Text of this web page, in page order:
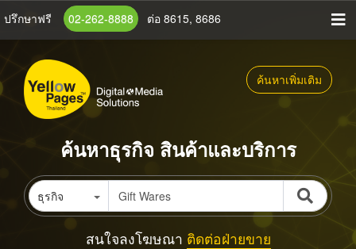
ข้าม
เนื้อหา
หลัก
ปรึกษาฟรี 02-262-8888 ต่อ 8615, 8686
ค้นหาเพิ่มเติม
ค้นหาธุรกิจ สินค้าและบริการ
ธุรกิจ
สนใจลงโฆษณา ติดต่อฝ่ายขาย